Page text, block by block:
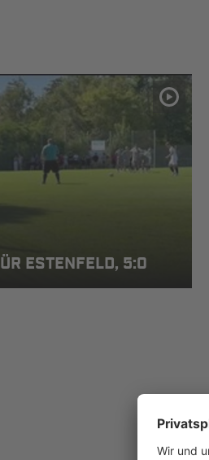
ESTENFELD, 5:0